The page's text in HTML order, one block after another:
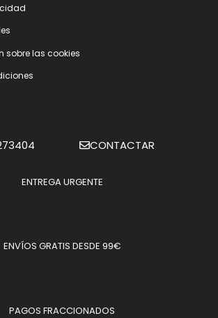
sobre las cookies
CONTACTAR
ENTREGA URGENTE
ENVÍOS GRATIS DESDE 99€
PAGOS FRACCIONADOS